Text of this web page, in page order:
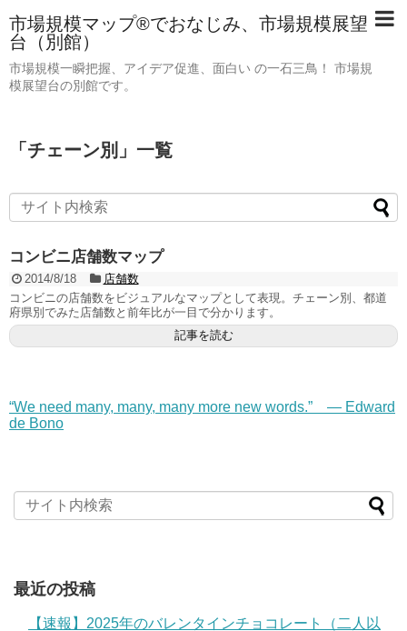
市場規模マップ®でおなじみ、市場規模展望
台（別館）
市場規模一瞬把握、アイデア促進、面白い の一石三鳥！ 市場規
模展望台の別館です。
「 チェーン別 」 一覧
コンビニ店舗数マップ
2014/8/18
店舗数
コンビニの店舗数をビジュアルなマップとして表現。チェーン別、都道
府県別でみた店舗数と前年比が一目で分かります。
記事を読む
“We need many, many, many more new words.” — Edward
de Bono
最近の投稿
【速報】2025年のバレンタインチョコレート（二人以